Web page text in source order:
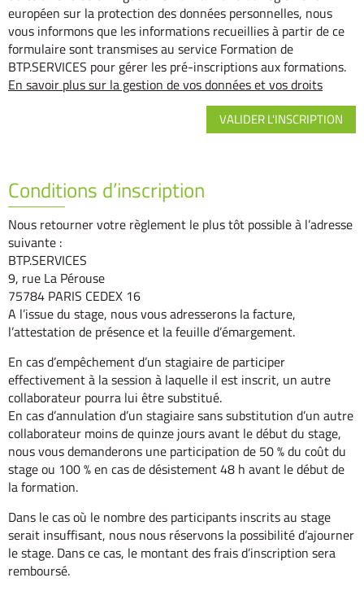
européen sur la protection des données personnelles, nous
vous informons que les informations recueillies à partir de ce
formulaire sont transmises au service Formation de
BTP.SERVICES pour gérer les pré-inscriptions aux formations.
En savoir plus sur la gestion de vos données et vos droits
Conditions d’inscription
Nous retourner votre règlement le plus tôt possible à l’adresse
suivante :
BTP.SERVICES
9, rue La Pérouse
75784 PARIS CEDEX 16
A l’issue du stage, nous vous adresserons la facture,
l’attestation de présence et la feuille d’émargement.
En cas d’empêchement d’un stagiaire de participer
effectivement à la session à laquelle il est inscrit, un autre
collaborateur pourra lui être substitué.
En cas d’annulation d’un stagiaire sans substitution d’un autre
collaborateur moins de quinze jours avant le début du stage,
nous vous demanderons une participation de 50 % du coût du
stage ou 100 % en cas de désistement 48 h avant le début de
la formation.
Dans le cas où le nombre des participants inscrits au stage
serait insuffisant, nous nous réservons la possibilité d’ajourner
le stage. Dans ce cas, le montant des frais d’inscription sera
remboursé.